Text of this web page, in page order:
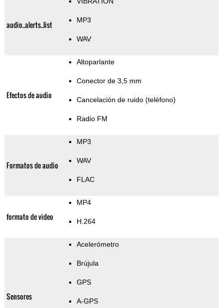
audio_alerts_list MP3
WAV
Efectos de audio
Altoparlante
Conector de 3,5 mm
Cancelación de ruido (teléfono)
Radio FM
Formatos de audio
MP3
WAV
FLAC
formato de video
MP4
H.264
Sensores
Acelerómetro
Brújula
GPS
A-GPS